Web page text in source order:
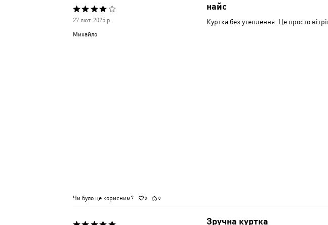
Оцінено
27 лют. 2025 р.
Михайло
найс
Куртка без утеплення. Це просто
Чи було це корисним? 0 0
Зручна куртка